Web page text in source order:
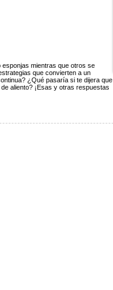
mientras que otros se
que convierten a un
¿Qué pasaría si te dijera que
aliento? ¡Esas y otras respuestas